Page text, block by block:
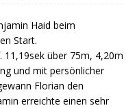
Haid beim
Start.
11,19sek über 75m, 4,20m
und mit persönlicher
Florian den
erreichte einen sehr